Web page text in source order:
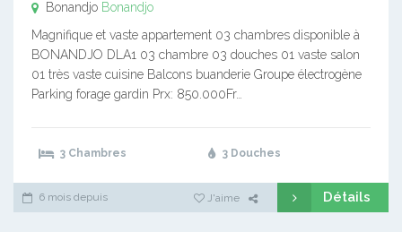
Bonandjo Bonandjo
Magnifique et vaste appartement 03 chambres disponible à
BONANDJO DLA1 03 chambre 03 douches 01 vaste salon
01 très vaste cuisine Balcons buanderie Groupe électrogène
Parking forage gardin Prx: 850.000Fr…
3 Chambres 3 Douches
6 mois depuis J'aime Détails